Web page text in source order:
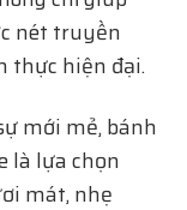
nét truyền
thực hiện đại.
mới mẻ, bánh
lựa chọn
mát, nhẹ